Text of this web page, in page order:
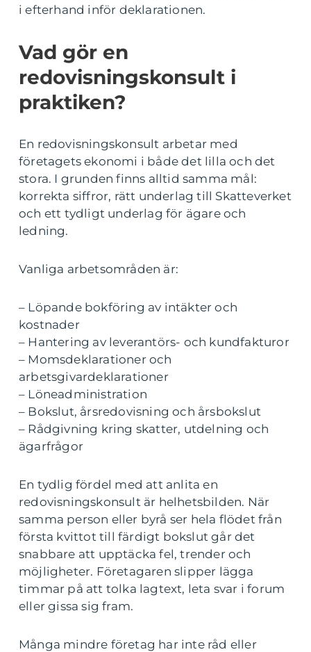
i efterhand inför deklarationen.
Vad gör en
redovisningskonsult i
praktiken?
En redovisningskonsult arbetar med
företagets ekonomi i både det lilla och det
stora. I grunden finns alltid samma mål:
korrekta siffror, rätt underlag till Skatteverket
och ett tydligt underlag för ägare och
ledning.
Vanliga arbetsområden är:
– Löpande bokföring av intäkter och
kostnader
– Hantering av leverantörs- och kundfakturor
– Momsdeklarationer och
arbetsgivardeklarationer
– Löneadministration
– Bokslut, årsredovisning och årsbokslut
– Rådgivning kring skatter, utdelning och
ägarfrågor
En tydlig fördel med att anlita en
redovisningskonsult är helhetsbilden. När
samma person eller byrå ser hela flödet från
första kvittot till färdigt bokslut går det
snabbare att upptäcka fel, trender och
möjligheter. Företagaren slipper lägga
timmar på att tolka lagtext, leta svar i forum
eller gissa sig fram.
Många mindre företag har inte råd eller